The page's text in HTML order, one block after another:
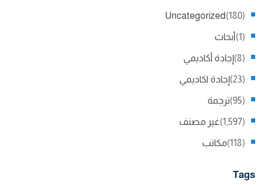
Uncategorized (180)
أبحاث (1)
إجادة أكاديمي (8)
إجادة اكاديمي (23)
ترجمة (95)
غير مصنف (1,597)
مكاتب (118)
Tags